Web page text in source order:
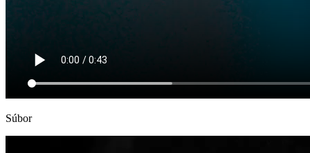
Súbor